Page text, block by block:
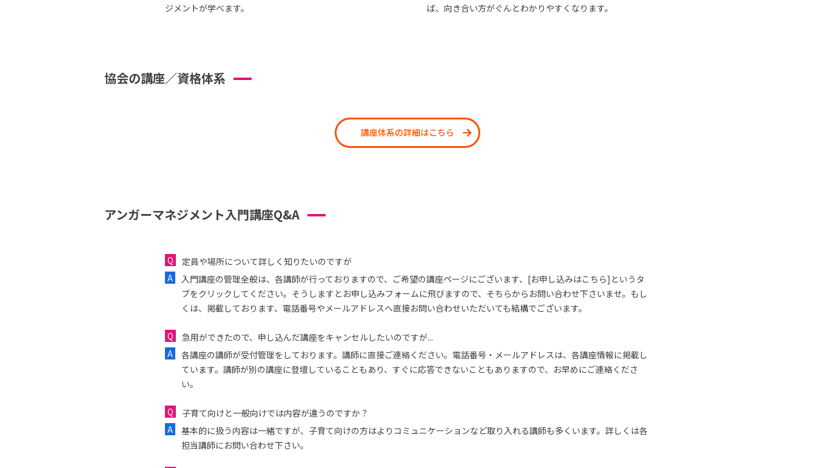
ジメントが学べます。
ば、向き合い方がぐんとわかりやすくなります。
協会の講座／資格体系
講座体系の詳細はこちら
アンガーマネジメント入門講座Q&A
定員や場所について詳しく知りたいのですが
入門講座の管理全般は、各講師が行っておりますので、ご希望の講座ページにございます、[お申し込みはこちら]というタ
ブをクリックしてください。そうしますとお申し込みフォームに飛びますので、そちらからお問い合わせ下さいませ。もし
くは、掲載しております、電話番号やメールアドレスへ直接お問い合わせいただいても結構でございます。
急用ができたので、申し込んだ講座をキャンセルしたいのですが...
各講座の講師が受付管理をしております。講師に直接ご連絡ください。電話番号・メールアドレスは、各講座情報に掲載し
ています。講師が別の講座に登壇していることもあり、すぐに応答できないこともありますので、お早めにご連絡くださ
い。
子育て向けと一般向けでは内容が違うのですか？
基本的に扱う内容は一緒ですが、子育て向けの方はよりコミュニケーションなど取り入れる講師も多くいます。詳しくは各
担当講師にお問い合わせ下さい。